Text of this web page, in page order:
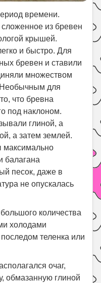
времени.
из бревен
крышей.
и быстро. Для
бревен и ставили
множеством
для
что бревна
под наклоном.
глиной, а
а затем землей.
максимально
балагана
песок, даже в
не опускалась
количества
холодами
теленка или
очаг,
обмазанную глиной